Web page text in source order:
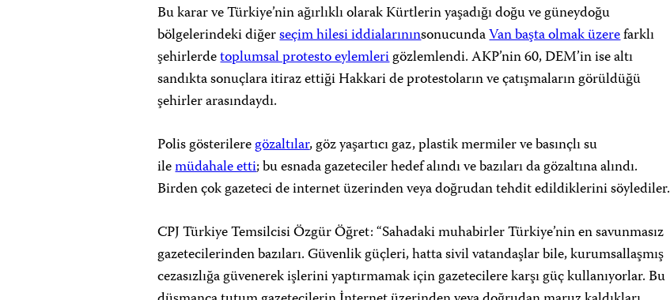
Bu karar ve Türkiye’nin ağırlıklı olarak Kürtlerin yaşadığı doğu ve güneydoğu
bölgelerindeki diğerseçim hilesi iddialarınınsonucundaVan başta olmak üzerefarklı
şehirlerdetoplumsal protesto eylemlerigözlemlendi. AKP’nin 60, DEM’in ise altı
sandıkta sonuçlara itiraz ettiği Hakkari de protestoların ve çatışmaların görüldüğü
şehirler arasındaydı.
Polis gösterileregözaltılar, göz yaşartıcı gaz, plastik mermiler ve basınçlı su
ilemüdahale etti; bu esnada gazeteciler hedef alındı ve bazıları da gözaltına alındı.
Birden çok gazeteci de internet üzerinden veya doğrudan tehdit edildiklerini söylediler.
CPJ Türkiye Temsilcisi Özgür Öğret: “Sahadaki muhabirler Türkiye’nin en savunmasız
gazetecilerinden bazıları. Güvenlik güçleri, hatta sivil vatandaşlar bile, kurumsallaşmış
cezasızlığa güvenerek işlerini yaptırmamak için gazetecilere karşı güç kullanıyorlar. Bu